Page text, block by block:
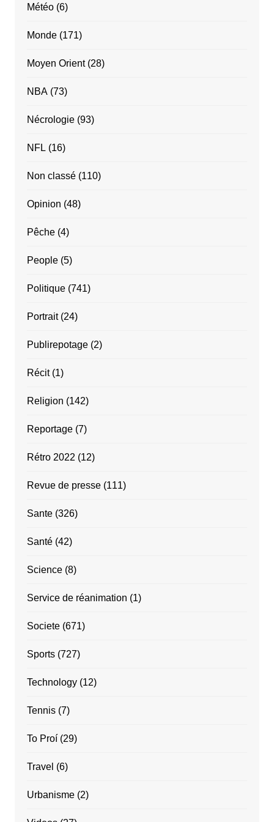
Météo(6)
Monde(171)
Moyen Orient(28)
NBA(73)
Nécrologie(93)
NFL (16)
Non classé(110)
Opinion (48)
Pêche(4)
People(5)
Politique(741)
Portrait(24)
Publirepotage(2)
Récit(1)
Religion (142)
Reportage(7)
Rétro 2022 (12)
Revue de presse(111)
Sante(326)
Santé(42)
Science(8)
Service de réanimation (1)
Societe(671)
Sports(727)
Technology(12)
Tennis(7)
To Proí(29)
Travel (6)
Urbanisme(2)